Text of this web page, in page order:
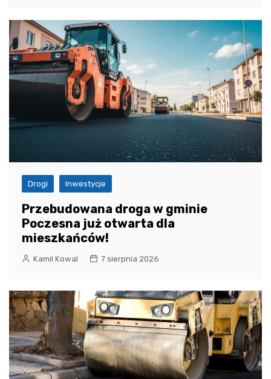
Drogi Inwestycje
Przebudowana droga w gminie
Poczesna już otwarta dla
mieszkańców!
Kamil Kowal 7 sierpnia 2026